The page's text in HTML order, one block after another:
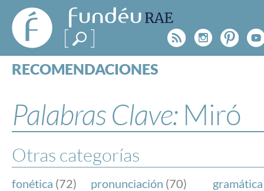
FundéuRAE
- Fundación
del Español
Urgente
Rss
RECOMENDACIONES
ESPECIALES
BLOG
NOTICIAS
SOBRE LA FUNDÉURAE
Palabras Clave: Miró
Otras categorías
fonética (72) pronunciación (70) gramática